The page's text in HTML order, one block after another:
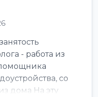
- работа из
со
дома На эту